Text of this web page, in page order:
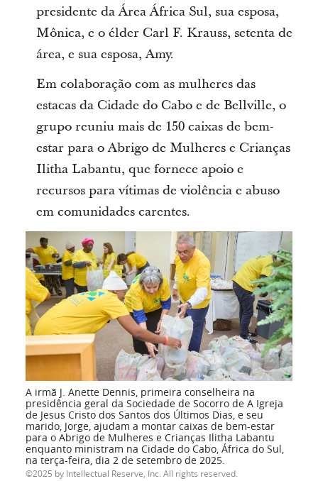
presidente da Área África Sul, sua esposa,
Mônica, e o élder Carl F. Krauss, setenta de
área, e sua esposa, Amy.
Em colaboração com as mulheres das
estacas da Cidade do Cabo e de Bellville, o
grupo reuniu mais de 150 caixas de bem-
estar para o Abrigo de Mulheres e Crianças
Ilitha Labantu, que fornece apoio e
recursos para vítimas de violência e abuso
em comunidades carentes.
A irmã J. Anette Dennis, primeira conselheira na
presidência geral da Sociedade de Socorro de A Igreja
de Jesus Cristo dos Santos dos Últimos Dias, e seu
marido, Jorge, ajudam a montar caixas de bem-estar
para o Abrigo de Mulheres e Crianças Ilitha Labantu
enquanto ministram na Cidade do Cabo, África do Sul,
na terça-feira, dia 2 de setembro de 2025.
2025 by Intellectual Reserve, Inc. All rights reserved.